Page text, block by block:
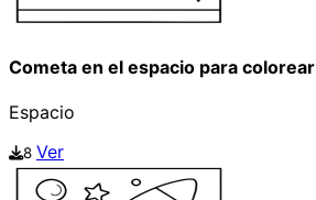
Cometa en el espacio para colorear
Espacio
8 Ver